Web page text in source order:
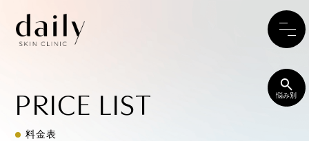
悩み別
PRICE LIST
料金表